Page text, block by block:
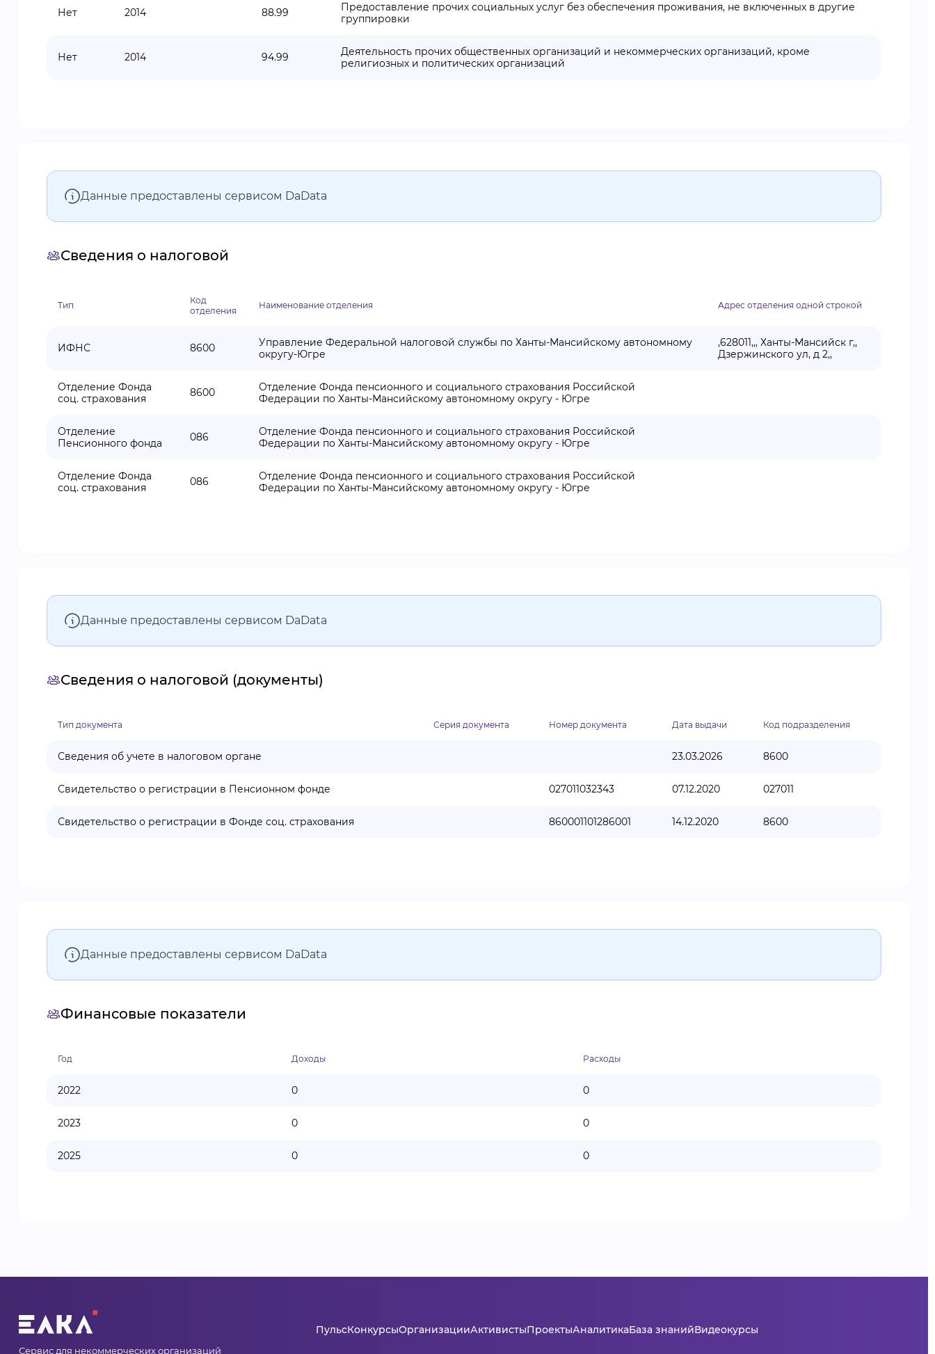
Нет 2014 88.99
Предоставление прочих социальных услуг без обеспечения проживания, не включенных в другие
группировки
Нет 2014 94.99
Деятельность прочих общественных организаций и некоммерческих организаций, кроме
религиозных и политических организаций
Данные предоставлены сервисом DaData
Сведения о налоговой
Тип
Код
отделения
Наименование отделения Адрес отделения одной строкой
ИФНС 8600
Управление Федеральной налоговой службы по Ханты-Мансийскому автономному
округу-Югре
,628011,,, Ханты-Мансийск г,,
Дзержинского ул, д 2,,
Отделение Фонда
соц. страхования
8600
Отделение Фонда пенсионного и социального страхования Российской
Федерации по Ханты-Мансийскому автономному округу - Югре
Отделение
Пенсионного фонда
086
Отделение Фонда пенсионного и социального страхования Российской
Федерации по Ханты-Мансийскому автономному округу - Югре
Отделение Фонда
соц. страхования
086
Отделение Фонда пенсионного и социального страхования Российской
Федерации по Ханты-Мансийскому автономному округу - Югре
Данные предоставлены сервисом DaData
Сведения о налоговой (документы)
Тип документа Серия документа Номер документа Дата выдачи Код подразделения
Сведения об учете в налоговом органе 23.03.2026 8600
Свидетельство о регистрации в Пенсионном фонде 027011032343 07.12.2020 027011
Свидетельство о регистрации в Фонде соц. страхования 860001101286001 14.12.2020 8600
Данные предоставлены сервисом DaData
Финансовые показатели
Год Доходы Расходы
2022 0 0
2023 0 0
2025 0 0
Сервис для некоммерческих организаций
ПульсКонкурсыОрганизацииАктивистыПроектыАналитикаБаза знанийВидеокурсы